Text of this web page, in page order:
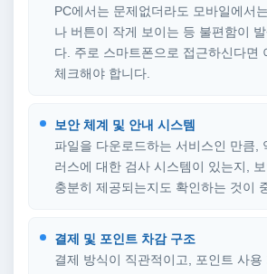
PC에서는 문제없더라도 모바일에서
나 버튼이 작게 보이는 등 불편함이
다. 주로 스마트폰으로 접근하신다면
체크해야 합니다.
보안 체계 및 안내 시스템
파일을 다운로드하는 서비스인 만큼,
러스에 대한 검사 시스템이 있는지,
충분히 제공되는지도 확인하는 것이
결제 및 포인트 차감 구조
결제 방식이 직관적이고, 포인트 사용